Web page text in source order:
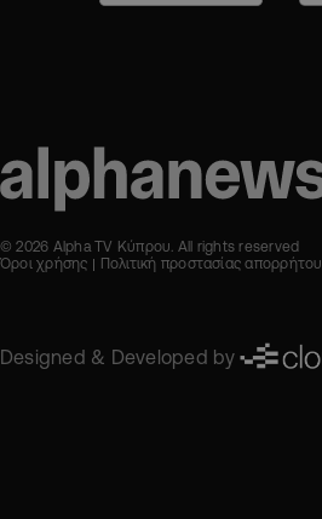
© 2026 Alpha TV Κύπρου. All rights reserved
Όροι χρήσης
Πολιτική προστασίας απορρήτου
Designed & Developed by